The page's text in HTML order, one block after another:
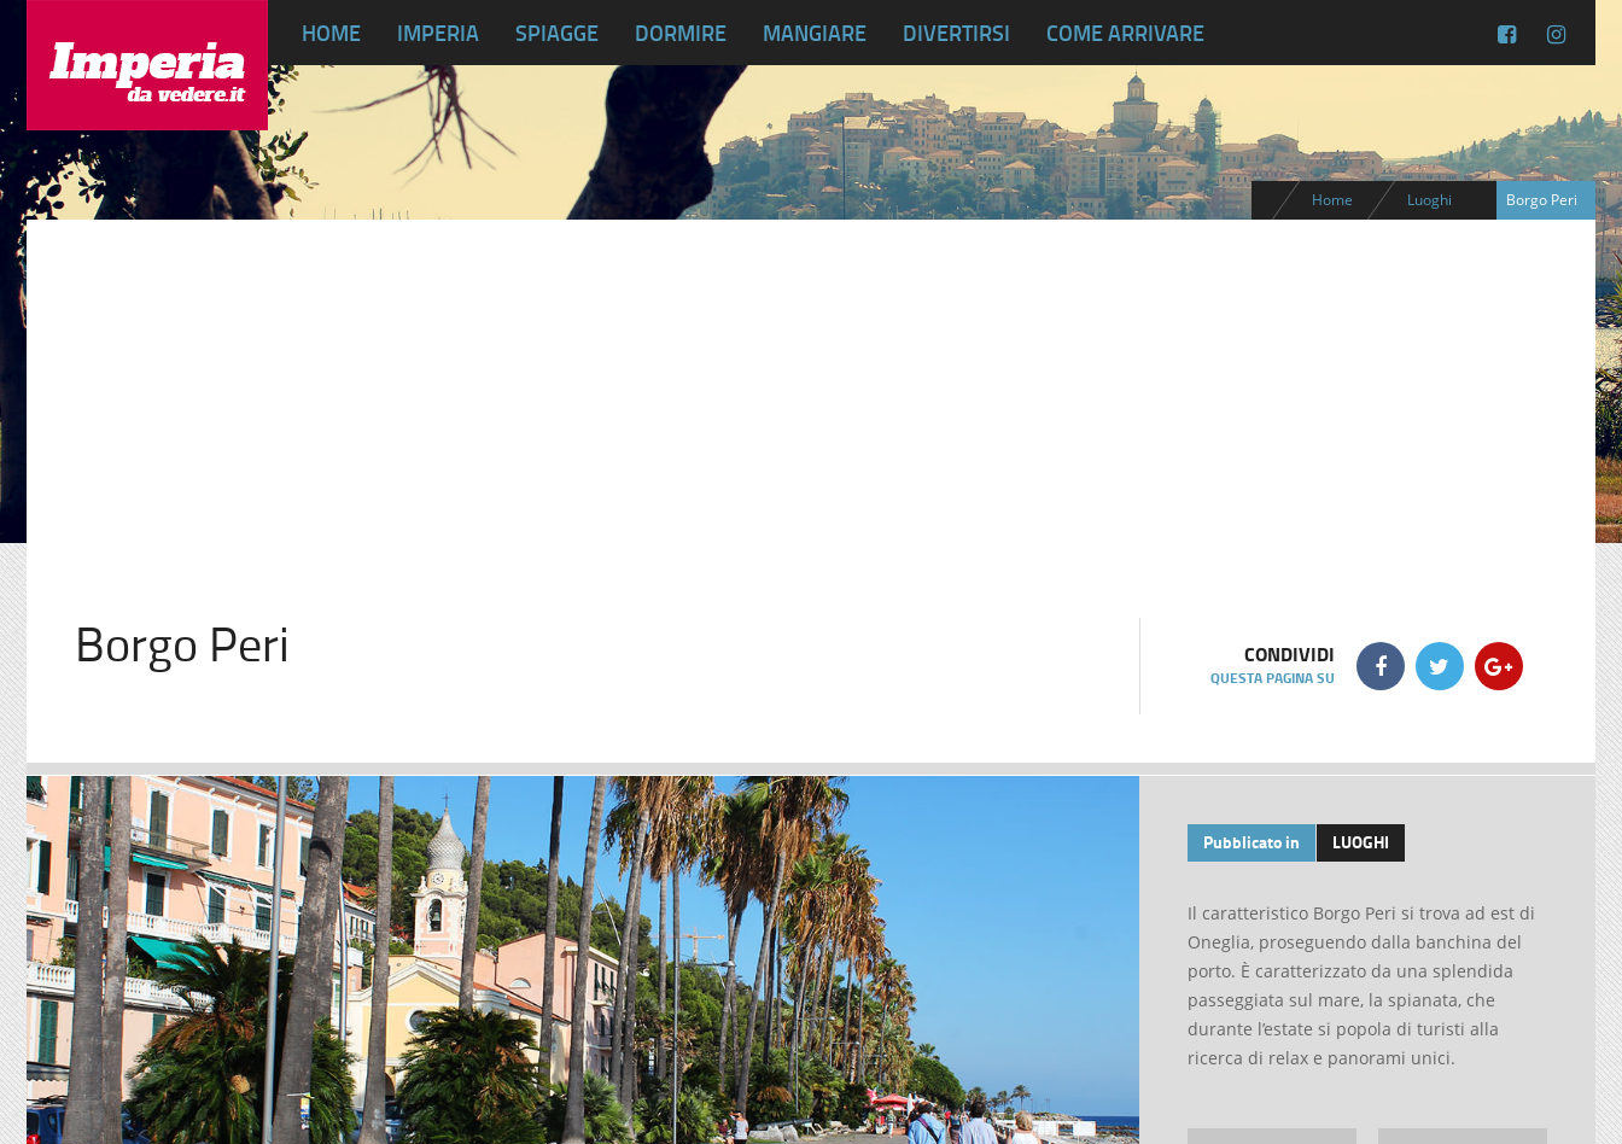
HOME IMPERIA SPIAGGE DORMIRE MANGIARE DIVERTIRSI COME ARRIVARE
Home Luoghi Borgo Peri
Borgo Peri CONDIVIDI
QUESTA PAGINA SU
Pubblicato in LUOGHI
Il caratteristico Borgo Peri si trova ad est di
Oneglia, proseguendo dalla banchina del
porto. È caratterizzato da una splendida
passeggiata sul mare, la spianata, che
durante l’estate si popola di turisti alla
ricerca di relax e panorami unici.